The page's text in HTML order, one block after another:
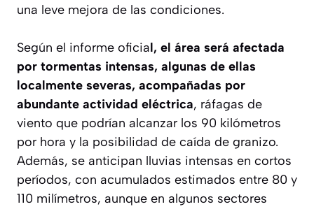
una leve mejora de las condiciones.
Según el informe oficial, el área será afectada
por tormentas intensas, algunas de ellas
localmente severas, acompañadas por
abundante actividad eléctrica, ráfagas de
viento que podrían alcanzar los 90 kilómetros
por hora y la posibilidad de caída de granizo.
Además, se anticipan lluvias intensas en cortos
períodos, con acumulados estimados entre 80 y
110 milímetros, aunque en algunos sectores